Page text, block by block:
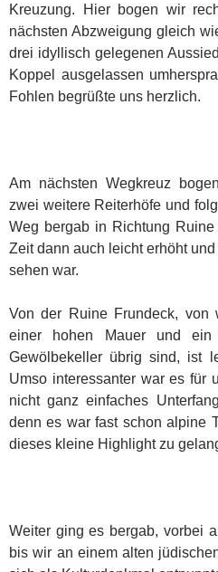
Kreuzung. Hier bogen wir
nächsten Abzweigung gleich
drei idyllisch gelegenen
Koppel ausgelassen
Fohlen begrüßte uns herzlich.
Am nächsten Wegkreuz
zwei weitere Reiterhöfe und
Weg bergab in Richtung
Zeit dann auch leicht erhöht
sehen war.
Von der Ruine Frundeck, von
einer hohen Mauer und ein
Gewölbekeller übrig sind, ist
Umso interessanter war es für
nicht ganz einfaches
denn es war fast schon alpine
dieses kleine Highlight zu
Weiter ging es bergab, vorbei
bis wir an einem alten